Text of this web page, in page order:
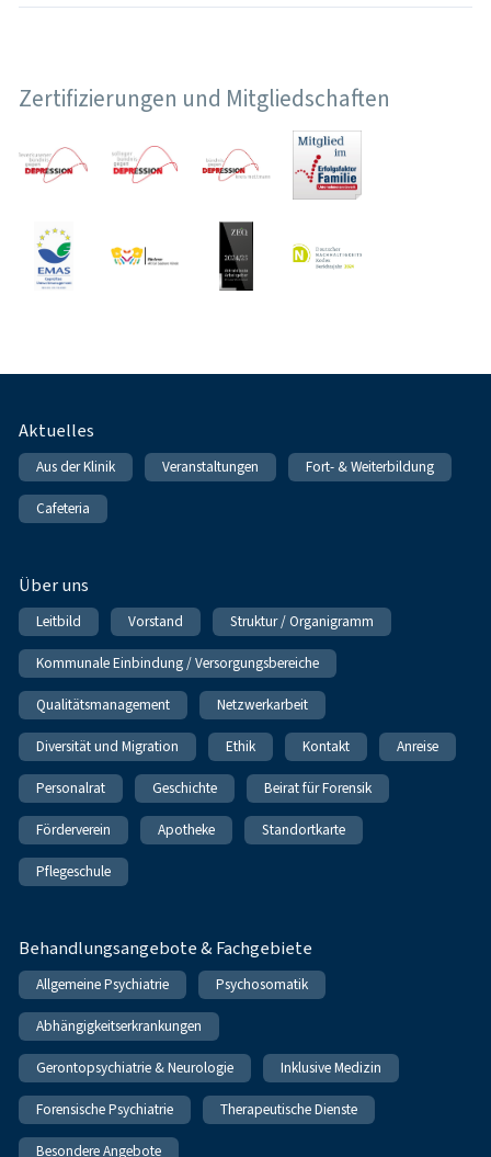
Zertifizierungen und Mitgliedschaften
Fußnavigation
Aktuelles
Aus der Klinik Veranstaltungen Fort- & Weiterbildung
Cafeteria
Über uns
Leitbild Vorstand Struktur / Organigramm
Kommunale Einbindung / Versorgungsbereiche
Qualitätsmanagement Netzwerkarbeit
Diversität und Migration Ethik Kontakt Anreise
Personalrat Geschichte Beirat für Forensik
Förderverein Apotheke Standortkarte
Pflegeschule
Behandlungsangebote & Fachgebiete
Allgemeine Psychiatrie Psychosomatik
Abhängigkeitserkrankungen
Gerontopsychiatrie & Neurologie Inklusive Medizin
Forensische Psychiatrie Therapeutische Dienste
Besondere Angebote